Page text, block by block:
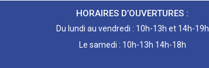
HORAIRES D’OUVERTURES :
Du lundi au vendredi : 10h-13h et 14h-19h
Le samedi : 10h-13h 14h-18h